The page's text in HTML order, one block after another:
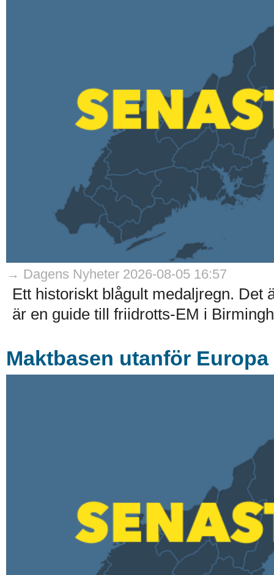
→ Dagens Nyheter 2026-08-05 16:57
Ett historiskt blågult medaljregn. Det
är en guide till friidrotts-EM i
Maktbasen utanför